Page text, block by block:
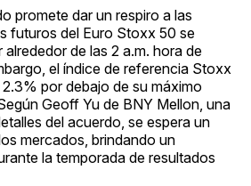
promete dar un respiro a las
futuros del Euro Stoxx 50 se
alrededor de las 2 a.m. hora de
el índice de referencia Stoxx
por debajo de su máximo
Geoff Yu de BNY Mellon, una
del acuerdo, se espera un
mercados, brindando un
la temporada de resultados